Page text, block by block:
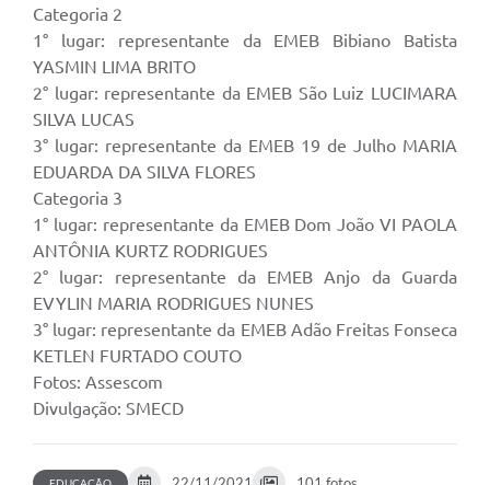
Carta de Serviços
Relatório Ouvidoria 2021
Relatório Ouvidoria 2022
Relatório Ouvidoria 2024
Galeria de Fotos
Negócios
Categoria 2
1° lugar: representante da EMEB Bibiano Batista
YASMIN LIMA BRITO
2° lugar: representante da EMEB São Luiz LUCIMARA
SILVA LUCAS
3° lugar: representante da EMEB 19 de Julho MARIA
EDUARDA DA SILVA FLORES
Categoria 3
1° lugar: representante da EMEB Dom João VI PAOLA
ANTÔNIA KURTZ RODRIGUES
2° lugar: representante da EMEB Anjo da Guarda
EVYLIN MARIA RODRIGUES NUNES
3° lugar: representante da EMEB Adão Freitas Fonseca
KETLEN FURTADO COUTO
Fotos: Assescom
Divulgação: SMECD